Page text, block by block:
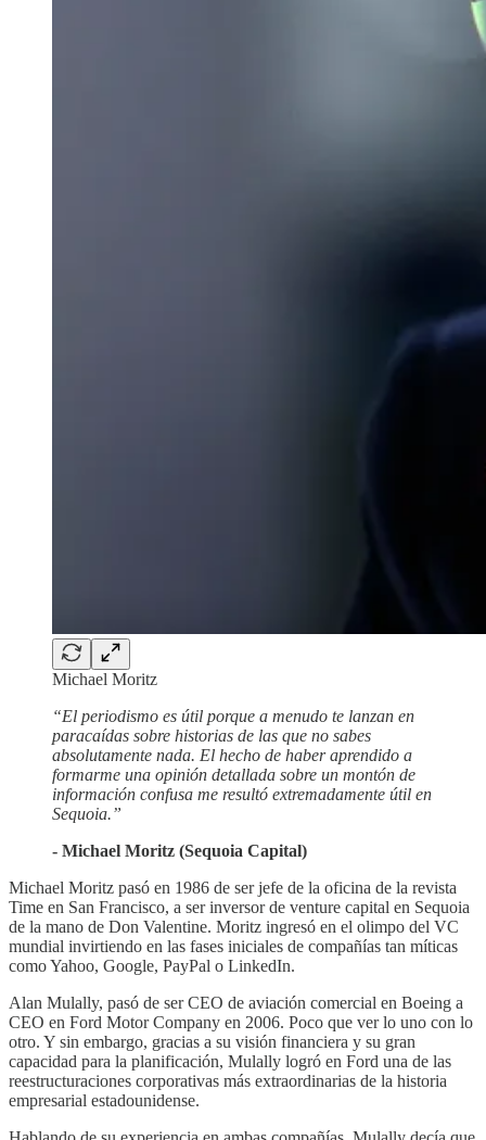
Michael Moritz
“El periodismo es útil porque a menudo te lanzan en
paracaídas sobre historias de las que no sabes
absolutamente nada. El hecho de haber aprendido a
formarme una opinión detallada sobre un montón de
información confusa me resultó extremadamente útil en
Sequoia.”
- Michael Moritz (Sequoia Capital)
Michael Moritz pasó en 1986 de ser jefe de la oficina de la revista
Time en San Francisco, a ser inversor de venture capital en Sequoia
de la mano de Don Valentine. Moritz ingresó en el olimpo del VC
mundial invirtiendo en las fases iniciales de compañías tan míticas
como Yahoo, Google, PayPal o LinkedIn.
Alan Mulally, pasó de ser CEO de aviación comercial en Boeing a
CEO en Ford Motor Company en 2006. Poco que ver lo uno con lo
otro. Y sin embargo, gracias a su visión financiera y su gran
capacidad para la planificación, Mulally logró en Ford una de las
reestructuraciones corporativas más extraordinarias de la historia
empresarial estadounidense.